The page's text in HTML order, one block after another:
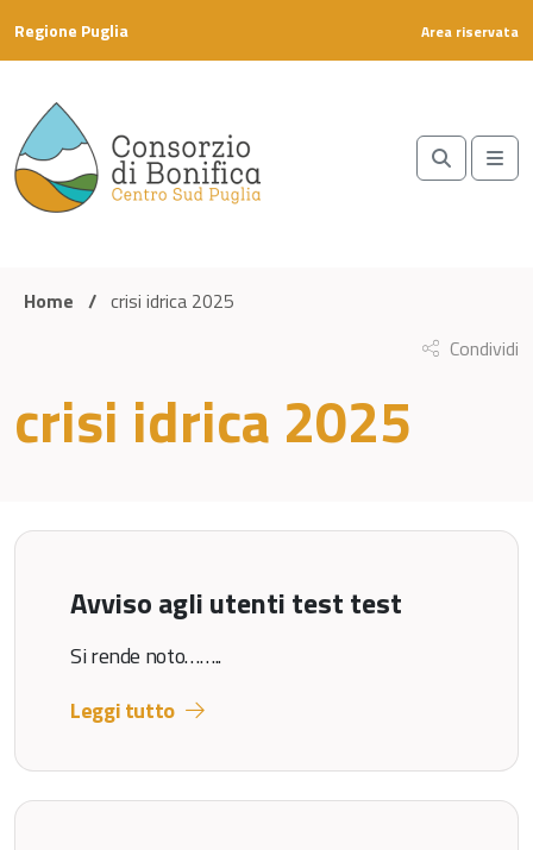
Regione Puglia Area riservata
Search
Home / crisi idrica 2025
Condividi
crisi idrica 2025
Avviso agli utenti test test
Si rende noto……..
Leggi tutto